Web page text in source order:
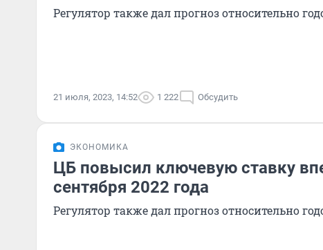
Регулятор также дал прогноз относительно
21 июля, 2023, 14:52 1 222 Обсудить
ЭКОНОМИКА
ЦБ повысил ключевую ставку
сентября 2022 года
Регулятор также дал прогноз относительно